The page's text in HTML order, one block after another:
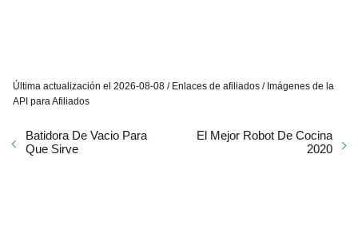
Última actualización el 2026-08-08 / Enlaces de afiliados / Imágenes de la
API para Afiliados
Batidora De Vacio Para
Que Sirve
El Mejor Robot De Cocina
2020